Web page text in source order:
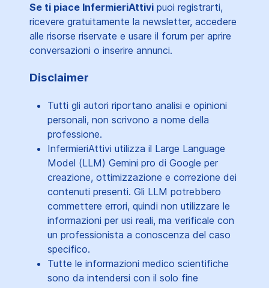
Se ti piace InfermieriAttivi puoi registrarti,
ricevere gratuitamente la newsletter, accedere
alle risorse riservate e usare il forum per aprire
conversazioni o inserire annunci.
Disclaimer
Tutti gli autori riportano analisi e opinioni
personali, non scrivono a nome della
professione.
InfermieriAttivi utilizza il Large Language
Model (LLM) Gemini pro di Google per
creazione, ottimizzazione e correzione dei
contenuti presenti. Gli LLM potrebbero
commettere errori, quindi non utilizzare le
informazioni per usi reali, ma verificale con
un professionista a conoscenza del caso
specifico.
Tutte le informazioni medico scientifiche
sono da intendersi con il solo fine